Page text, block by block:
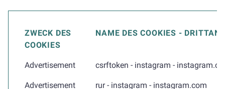
ZWECK DES
COOKIES
NAME DES COOKIES -
Advertisement csrftoken - instagram -
Advertisement rur - instagram - instagram.com